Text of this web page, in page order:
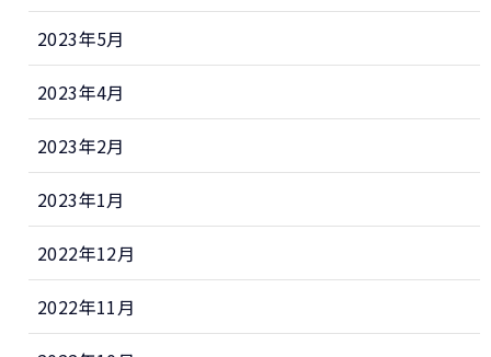
2023年5月
2023年4月
2023年2月
2023年1月
2022年12月
2022年11月